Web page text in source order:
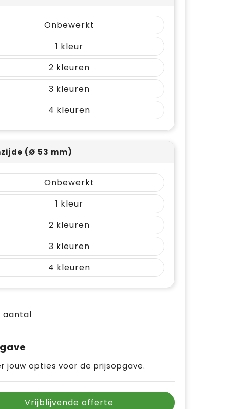
Onbewerkt
1
2
3
4
(Ø 53 mm)
Onbewerkt
1
2
3
4
aantal
jouw opties voor de prijsopgave.
Vrijblijvende offerte